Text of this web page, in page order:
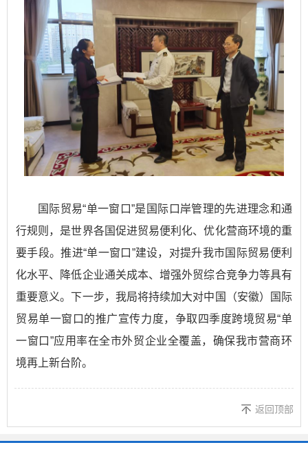
国际贸易“单一窗口”是国际口岸管理的先进理念和通
行规则，是世界各国促进贸易便利化、优化营商环境的重
要手段。推进“单一窗口”建设，对提升我市国际贸易便利
化水平、降低企业通关成本、增强外贸综合竞争力等具有
重要意义。下一步，我局将持续加大对中国（安徽）国际
贸易单一窗口的推广宣传力度，争取四季度跨境贸易“单
一窗口”应用率在全市外贸企业全覆盖，确保我市营商环
境再上新台阶。
返回顶部